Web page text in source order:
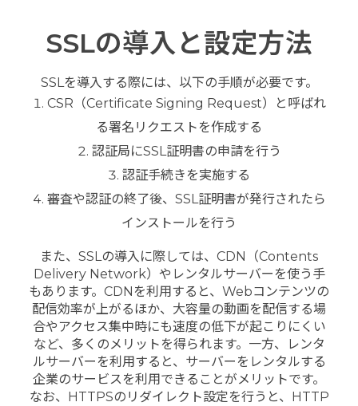
SSLの導入と設定方法
SSLを導入する際には、以下の手順が必要です。
CSR（Certificate Signing Request）と呼ばれ
る署名リクエストを作成する
認証局にSSL証明書の申請を行う
認証手続きを実施する
審査や認証の終了後、SSL証明書が発行されたら
インストールを行う
また、SSLの導入に際しては、CDN（Contents
Delivery Network）やレンタルサーバーを使う手
もあります。CDNを利用すると、Webコンテンツの
配信効率が上がるほか、大容量の動画を配信する場
合やアクセス集中時にも速度の低下が起こりにくい
など、多くのメリットを得られます。一方、レンタ
ルサーバーを利用すると、サーバーをレンタルする
企業のサービスを利用できることがメリットです。
なお、HTTPSのリダイレクト設定を行うと、HTTP